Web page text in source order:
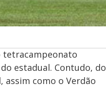
tetracampeonato
estadual. Contudo, do
como o Verdão